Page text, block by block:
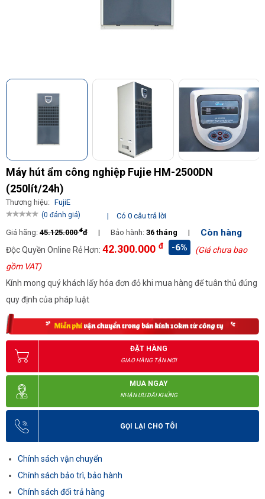
Máy hút ẩm công nghiệp Fujie HM-2500DN
(250lít/24h)
Thương hiệu: FujiE
(0 đánh giá) |
Có 0 câu trả lời
Giá hãng: 45.125.000đđ | Bảo hành: 36 tháng | Còn hàng
Độc Quyền Online Rẻ Hơn: 42.300.000 đ -6%
(Giá chưa bao
gồm VAT)
Kính mong quý khách lấy hóa đơn đỏ khi mua hàng để tuân thủ đúng
quy định của pháp luật
ĐẶT HÀNG
GIAO HÀNG TẬN NƠI
MUA NGAY
NHẬN ƯU ĐÃI KHỦNG
GỌI LẠI CHO TÔI
Chính sách vận chuyển
Chính sách bảo trì, bảo hành
Chính sách đổi trả hàng